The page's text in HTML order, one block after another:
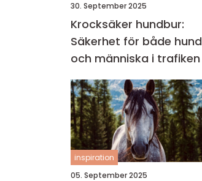
30. September 2025
Krocksäker hundbur:
Säkerhet för både hund
och människa i trafiken
inspiration
05. September 2025